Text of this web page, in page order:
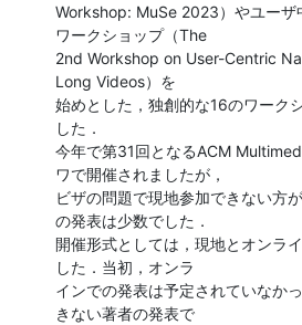
Workshop: MuSe 2023）やユーザ
ワークショップ（The
2nd Workshop on User-Centric
Long Videos）を
始めとした，独創的な16のワーク
した．
今年で第31回となるACM
ワで開催されましたが，
ビザの問題で現地参加できない方
の発表は少数でした．
開催形式としては，現地とオンラ
した．当初，オンラ
インでの発表は予定されていなか
きない著者の発表で